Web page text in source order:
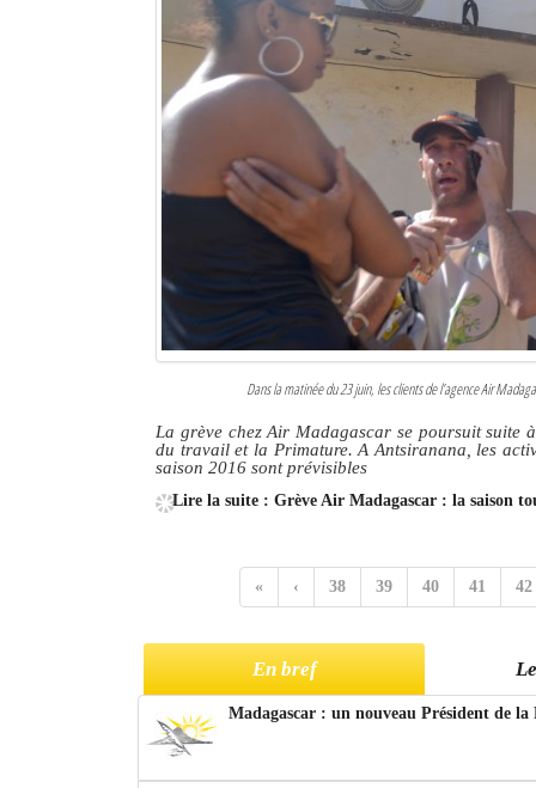
Dans la matinée du 23 juin, les clients de l’agence Air
La grève chez Air Madagascar se poursuit suite
du travail et la Primature. A Antsiranana, les
saison 2016 sont prévisibles
Lire la suite : Grève Air Madagascar : la saison
« ‹ 38 39 40 41 42
En bref
Madagascar : un nouveau Président de